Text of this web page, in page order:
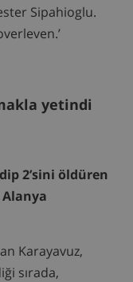
Sipahioglu.
yetindi
2’sini öldüren
Karayavuz,
sırada,